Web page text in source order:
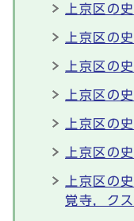
上京区の
上京区の
上京区の
上京区の
上京区の
上京区の
上京区の
覚寺，ク